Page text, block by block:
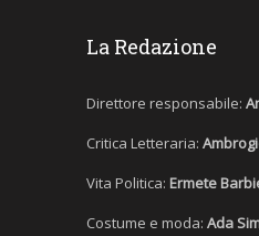
La Redazione
Direttore responsabile:
Critica Letteraria:
Vita Politica: Ermete
Costume e moda: Ada